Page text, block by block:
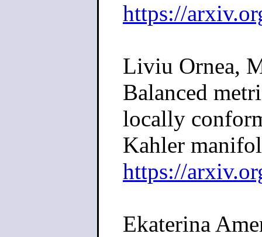
https://
Liviu Ornea,
Balanced
locally
Kahler
https://
Ekaterina